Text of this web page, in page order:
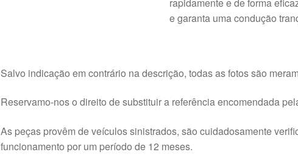
rapidamente e de forma
e garanta uma condução
Salvo indicação em contrário na descrição, todas as fotos são
Reservamo-nos o direito de substituir a referência encomendada
As peças provêm de veículos sinistrados, são cuidadosamente
funcionamento por um período de 12 meses.